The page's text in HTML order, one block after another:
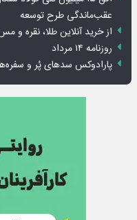
عقب‌ماندگی طرح توسعه
از خرید آنلاین طلا، نقره و
روزنامه ۱۴ مرداد
پارادوکس سدهای پُر و